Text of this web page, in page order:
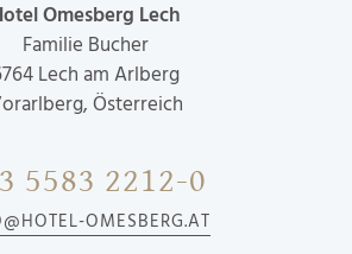
Omesberg Lech
Familie Bucher
Lech am Arlberg
Österreich
5583 2212-0
OMESBERG.AT